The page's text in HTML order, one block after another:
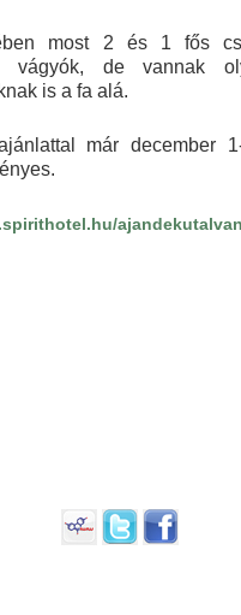
most 2 és 1 fős
vágyók, de vannak
is a fa alá.
már december